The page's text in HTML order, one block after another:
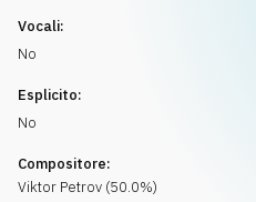
Vocali:
No
Esplicito:
No
Compositore:
Viktor Petrov (50.0%)